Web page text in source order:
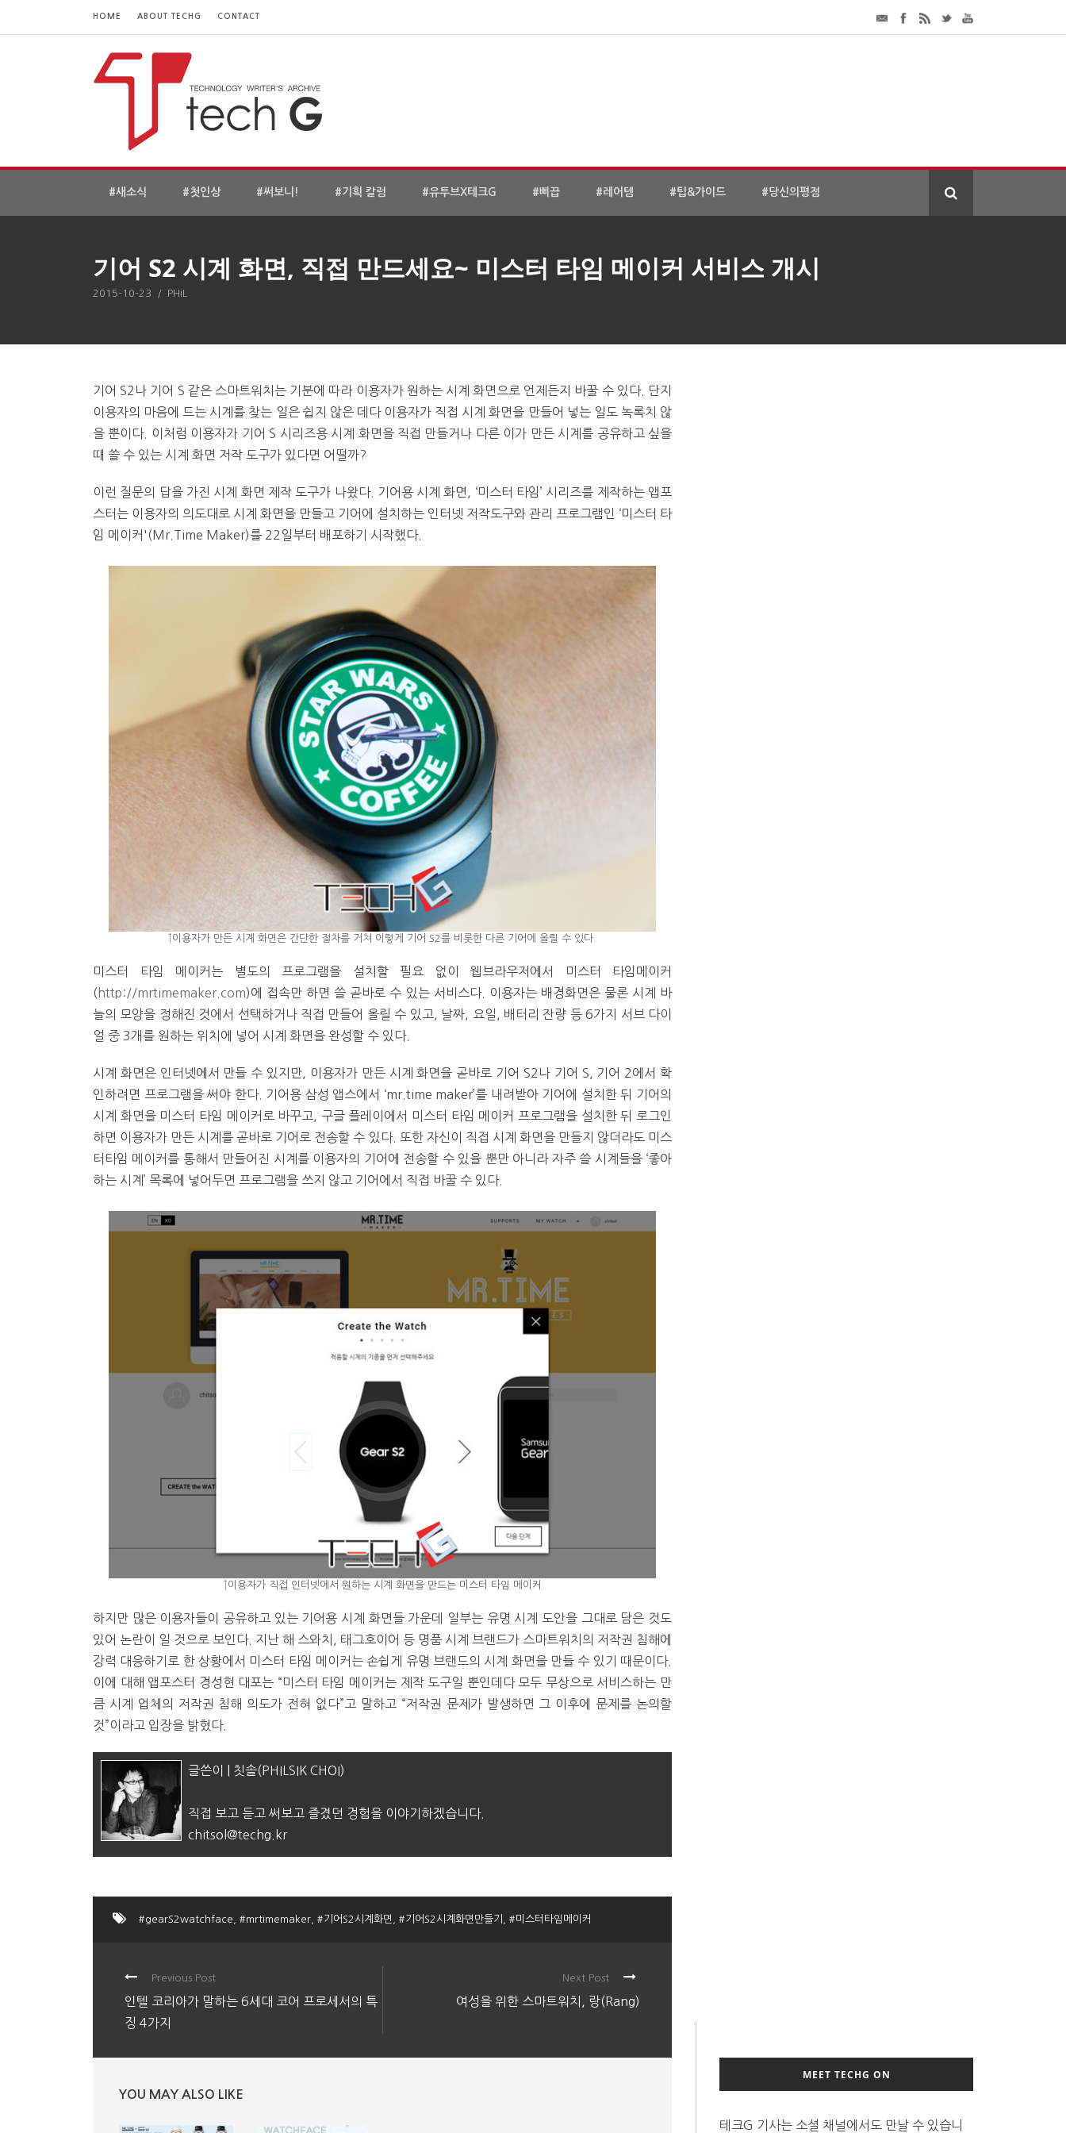
HOME ABOUT TECHG CONTACT
#새소식 #첫인상 #써보니! #기획 칼럼 #유투브X테크G #삐끕 #레어템 #팁&가이드 #당신의평점
기어 S2 시계 화면, 직접 만드세요~ 미스터 타임 메이커 서비스 개시
2015-10-23 / PHiL
기어 S2나 기어 S 같은 스마트워치는 기분에 따라 이용자가 원하는 시계 화면으로 언제든지 바꿀 수 있다. 단지
이용자의 마음에 드는 시계를 찾는 일은 쉽지 않은 데다 이용자가 직접 시계 화면을 만들어 넣는 일도 녹록치 않
을 뿐이다. 이처럼 이용자가 기어 S 시리즈용 시계 화면을 직접 만들거나 다른 이가 만든 시계를 공유하고 싶을
때 쓸 수 있는 시계 화면 저작 도구가 있다면 어떨까?
이런 질문의 답을 가진 시계 화면 제작 도구가 나왔다. 기어용 시계 화면, ‘미스터 타임’ 시리즈를 제작하는 앱포
스터는 이용자의 의도대로 시계 화면을 만들고 기어에 설치하는 인터넷 저작도구와 관리 프로그램인 ‘미스터 타
임 메이커'(Mr.Time Maker)를 22일부터 배포하기 시작했다.
↑이용자가 만든 시계 화면은 간단한 절차를 거쳐 이렇게 기어 S2를 비롯한 다른 기어에 올릴 수 있다.
미스터 타임 메이커는 별도의 프로그램을 설치할 필요 없이 웹브라우저에서 미스터 타임메이커
( http://mrtimemaker.com)에 접속만 하면 쓸 곧바로 수 있는 서비스다. 이용자는 배경화면은 물론 시계 바
늘의 모양을 정해진 것에서 선택하거나 직접 만들어 올릴 수 있고, 날짜, 요일, 배터리 잔량 등 6가지 서브 다이
얼 중 3개를 원하는 위치에 넣어 시계 화면을 완성할 수 있다.
시계 화면은 인터넷에서 만들 수 있지만, 이용자가 만든 시계 화면을 곧바로 기어 S2나 기어 S, 기어 2에서 확
인하려면 프로그램을 써야 한다. 기어용 삼성 앱스에서 ‘mr.time maker’를 내려받아 기어에 설치한 뒤 기어의
시계 화면을 미스터 타임 메이커로 바꾸고, 구글 플레이에서 미스터 타임 메이커 프로그램을 설치한 뒤 로그인
하면 이용자가 만든 시계를 곧바로 기어로 전송할 수 있다. 또한 자신이 직접 시계 화면을 만들지 않더라도 미스
터타임 메이커를 통해서 만들어진 시계를 이용자의 기어에 전송할 수 있을 뿐만 아니라 자주 쓸 시계들을 ‘좋아
하는 시계’ 목록에 넣어두면 프로그램을 쓰지 않고 기어에서 직접 바꿀 수 있다.
↑이용자가 직접 인터넷에서 원하는 시계 화면을 만드는 미스터 타임 메이커
하지만 많은 이용자들이 공유하고 있는 기어용 시계 화면들 가운데 일부는 유명 시계 도안을 그대로 담은 것도
있어 논란이 일 것으로 보인다. 지난 해 스와치, 태그호이어 등 명품 시계 브랜드가 스마트워치의 저작권 침해에
강력 대응하기로 한 상황에서 미스터 타임 메이커는 손쉽게 유명 브랜드의 시계 화면을 만들 수 있기 때문이다.
이에 대해 앱포스터 경성현 대포는 “미스터 타임 메이커는 제작 도구일 뿐인데다 모두 무상으로 서비스하는 만
큼 시계 업체의 저작권 침해 의도가 전혀 없다”고 말하고 “저작권 문제가 발생하면 그 이후에 문제를 논의할
것”이라고 입장을 밝혔다.
글쓴이 | 칫솔(PHILSIK CHOI)
직접 보고 듣고 써보고 즐겼던 경험을 이야기하겠습니다.
chitsol@techg.kr
#gearS2watchface #mrtimemaker #기어S2시계화면 #기어S2시계화면만들기 #미스터타임메이커
Previous Post
인텔 코리아가 말하는 6세대 코어 프로세서의 특
징 4가지
Next Post
여성을 위한 스마트워치, 랑(Rang)
YOU MAY ALSO LIKE
MEET TECHG ON
테크G 기사는 소셜 채널에서도 만날 수 있습니